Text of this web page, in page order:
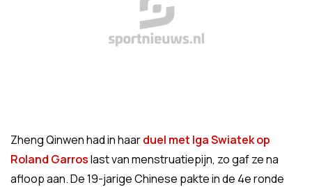
Zheng Qinwen had in haarduel met Iga Swiatek op
Roland Garroslast van menstruatiepijn, zo gaf ze na
afloop aan. De 19-jarige Chinese pakte in de 4e ronde